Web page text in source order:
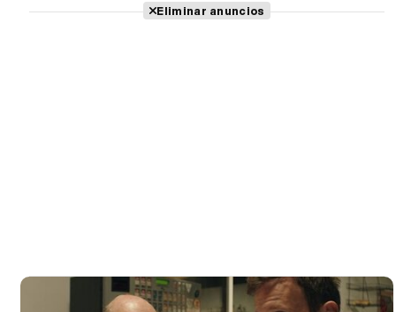
Eliminar anuncios